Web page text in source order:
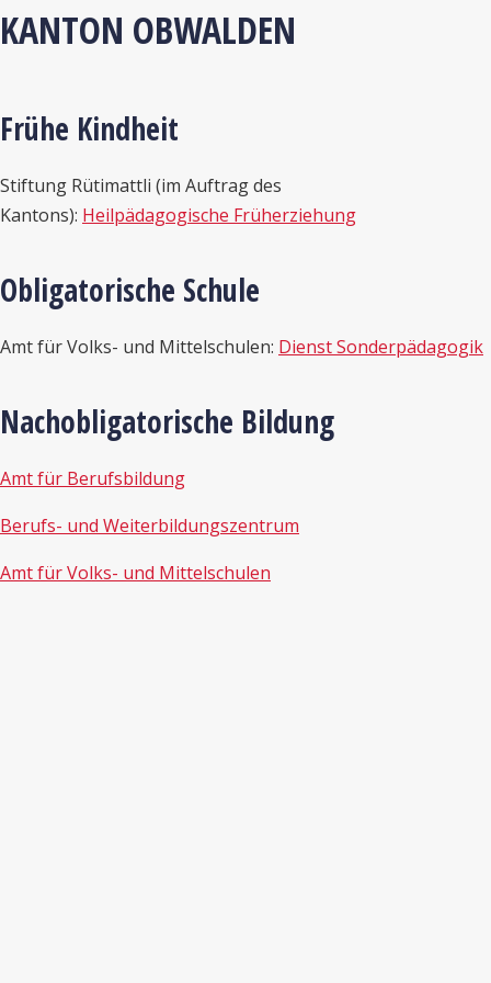
KANTON OBWALDEN
Frühe Kindheit
Stiftung Rütimattli (im Auftrag des
Kantons): Heilpädagogische Früherziehung
Obligatorische Schule
Amt für Volks- und Mittelschulen: Dienst Sonderpädagogik
Nachobligatorische Bildung
Amt für Berufsbildung
Berufs- und Weiterbildungszentrum
Amt für Volks- und Mittelschulen